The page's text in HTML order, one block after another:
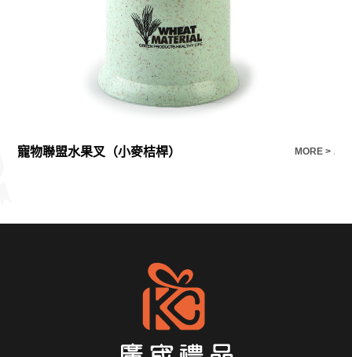
寵物聯盟水果叉（小麥桔桿） MORE > 小